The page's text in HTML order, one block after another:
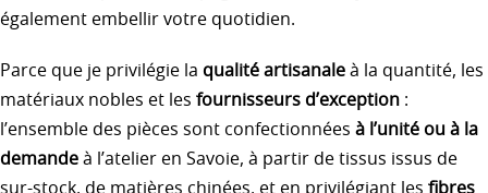
également embellir votre quotidien.
Parce que je privilégie la qualité artisanale à la quantité, les
matériaux nobles et les fournisseurs d’exception :
l’ensemble des pièces sont confectionnées à l’unité ou à la
demande à l’atelier en Savoie, à partir de tissus issus de
sur-stock, de matières chinées, et en privilégiant les fibres